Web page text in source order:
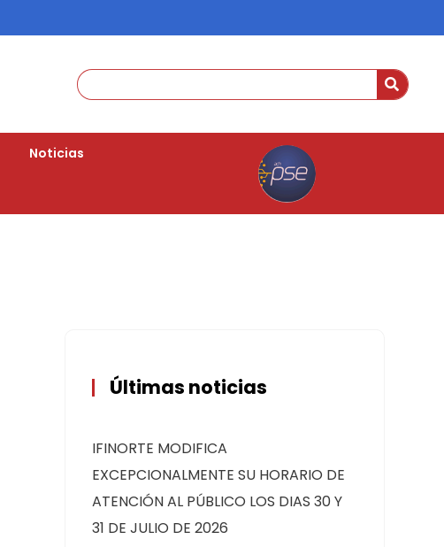
Noticias
Últimas noticias
IFINORTE MODIFICA
EXCEPCIONALMENTE SU HORARIO DE
ATENCIÓN AL PÚBLICO LOS DIAS 30 Y
31 DE JULIO DE 2026